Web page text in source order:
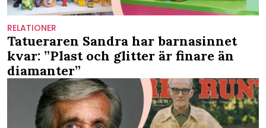
RELATIONER
Tatueraren Sandra har barnasinnet
kvar: ”Plast och glitter är finare än
diamanter”